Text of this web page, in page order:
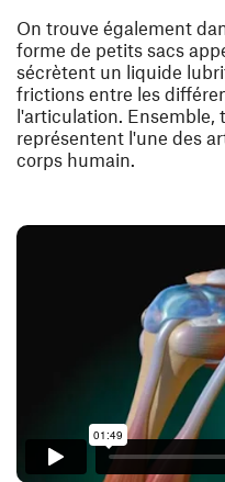
On trouve également
forme de petits sacs
sécrètent un liquide
frictions entre les
l'articulation. Ensemble,
représentent l'une des
corps humain.